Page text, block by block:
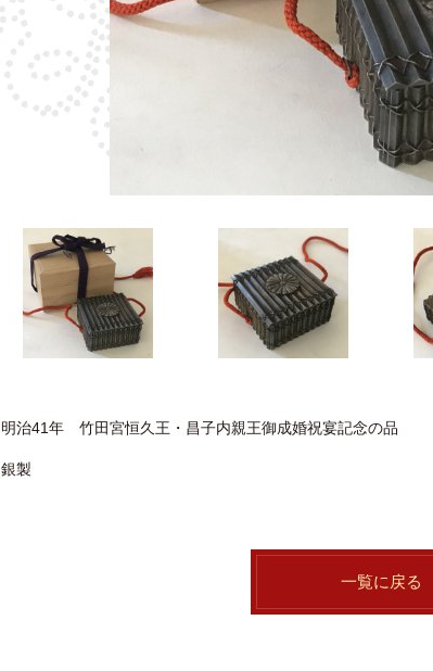
明治41年 竹田宮恒久王・昌子内親王御成婚祝宴記念の品
銀製
一覧に戻る